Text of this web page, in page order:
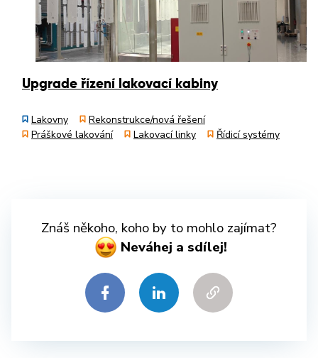
Upgrade řízení lakovací kabiny
Lakovny
Rekonstrukce/nová řešení
Práškové lakování
Lakovací linky Řídicí systémy
Znáš někoho, koho by to mohlo zajímat?
Neváhej a sdílej!